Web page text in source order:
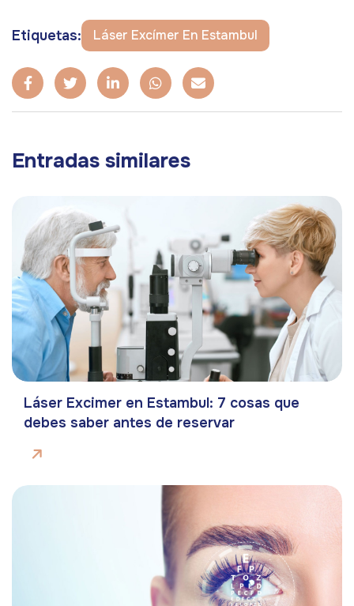
Etiquetas: Láser Excímer En Estambul
Entradas similares
Láser Excimer en Estambul: 7 cosas que
debes saber antes de reservar